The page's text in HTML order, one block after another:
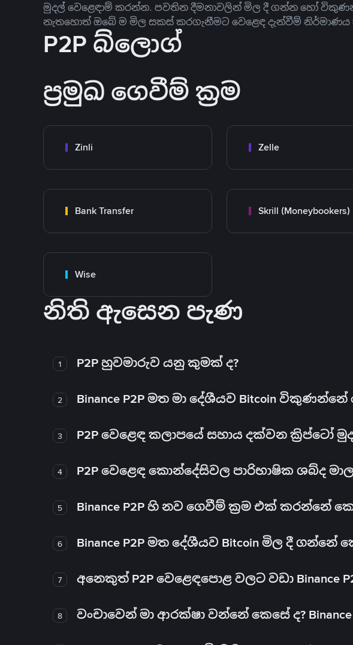
මුදල් වෙළෙඳාම් කරන්න. පවතින දීමනාවලින් මිල දී ගන්න හෝ
නැතහොත් ඔබේ ම මිල සකස් කරගැනීමට වෙළෙඳ දැන්වීම්
P2P බ්ලොග්
ප්‍රමුඛ ගෙවීම් ක්‍රම
Zinli Zelle
Bank Transfer Skrill (Moneybookers)
Wise
නිති ඇසෙන පැණ
1 P2P හුවමාරුව යනු කුමක් ද?
2 Binance P2P මත මා දේශීයව Bitcoin විකුණන්නේ
3 P2P වෙළෙඳ කලාපයේ සහාය දක්වන ක්‍රිප්ටෝ
4 P2P වෙළෙඳ කොන්දේසිවල පාරිභාෂික ශබ්ද
5 Binance P2P හි නව ගෙවීම් ක්‍රම එක් කරන්නේ
6 Binance P2P මත දේශීයව Bitcoin මිල දී ගන්නේ
7 අනෙකුත් P2P වෙළෙඳපොළ වලට වඩා Binance
8 වංචාවෙන් මා ආරක්ෂා වන්නේ කෙසේ ද? Binance